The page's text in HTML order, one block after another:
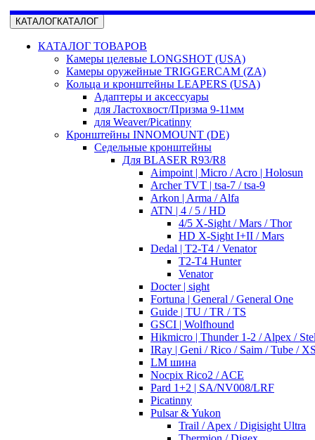
КАТАЛОГКАТАЛОГ
КАТАЛОГ ТОВАРОВ
Камеры целевые LONGSHOT (USA)
Камеры оружейные TRIGGERCAM (ZA)
Кольца и кронштейны LEAPERS (USA)
Адаптеры и аксессуары
для Ластохвост/Призма 9-11мм
для Weaver/Picatinny
Кронштейны INNOMOUNT (DE)
Седельные кронштейны
Для BLASER R93/R8
Aimpoint | Micro / Acro | Holosun
Archer TVT | tsa-7 / tsa-9
Arkon | Arma / Alfa
ATN | 4 / 5 / HD
4/5 X-Sight / Mars / Thor
HD X-Sight I+II / Mars
Dedal | T2-T4 / Venator
T2-T4 Hunter
Venator
Docter | sight
Fortuna | General / General One
Guide | TU / TR / TS
GSCI | Wolfhound
Hikmicro | Thunder 1-2 / Alpex /
IRay | Geni / Rico / Saim / Tube /
LM шина
Nocpix Rico2 / ACE
Pard 1+2 | SA/NV008/LRF
Picatinny
Pulsar & Yukon
Trail / Apex / Digisight Ultra